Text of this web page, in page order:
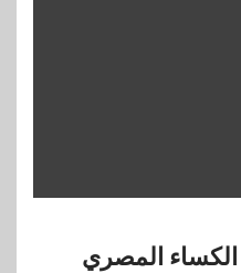
المصري